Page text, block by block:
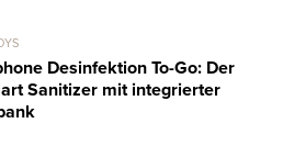
Desinfektion To-Go: Der
Sanitizer mit integrierter